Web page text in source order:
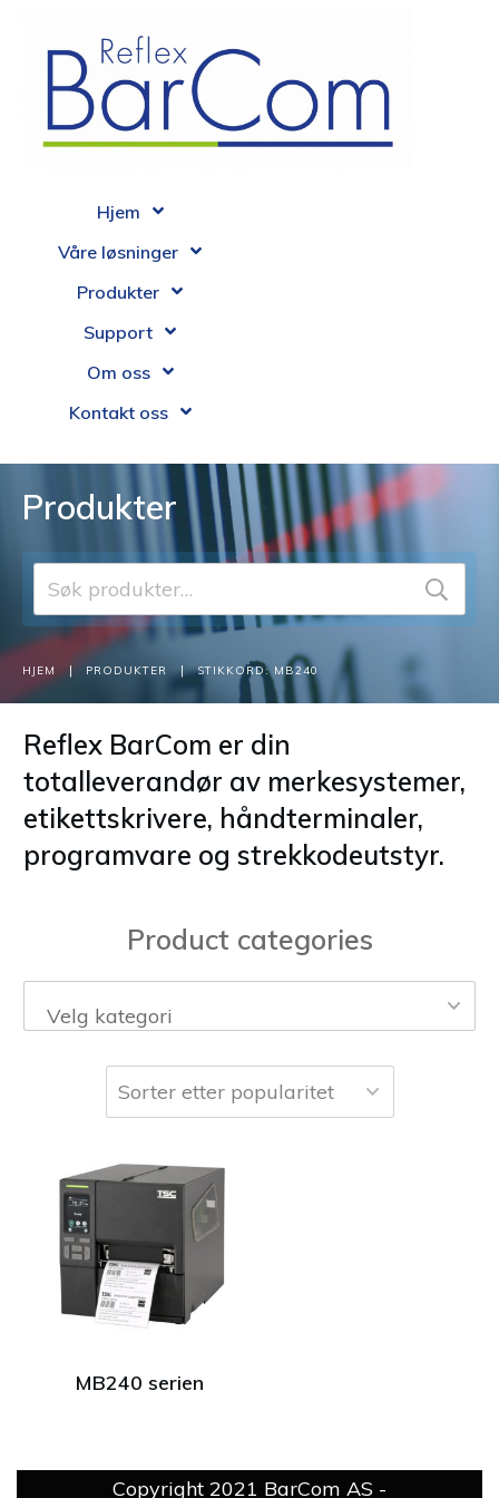
Hjem
Våre løsninger
Produkter
Support
Om oss
Kontakt oss
Produkter
Søk
etter:
HJEM | PRODUKTER | STIKKORD: MB240
Reflex BarCom er din
totalleverandør av merkesystemer,
etikettskrivere, håndterminaler,
programvare og strekkodeutstyr.
Product categories
Velg kategori
MB240 serien
Copyright 2021 BarCom AS -